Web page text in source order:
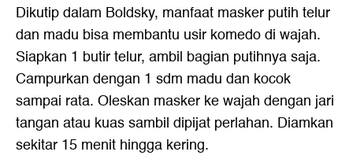
Dikutip dalam Boldsky, manfaat masker putih telur
dan madu bisa membantu usir komedo di wajah.
Siapkan 1 butir telur, ambil bagian putihnya saja.
Campurkan dengan 1 sdm madu dan kocok
sampai rata. Oleskan masker ke wajah dengan jari
tangan atau kuas sambil dipijat perlahan. Diamkan
sekitar 15 menit hingga kering.